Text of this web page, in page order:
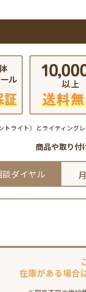
ライト）とライティング
商品や取り付
ダイヤル
在庫がある場合